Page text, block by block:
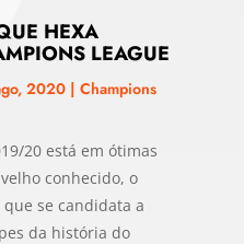
HEXA
LEAGUE
2020| Champions
20 está em ótimas
conhecido, o
se candidata a
da história do